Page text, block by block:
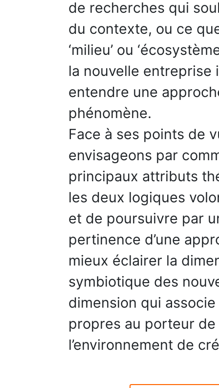
de recherches qui
du contexte, ou ce
‘milieu’ ou
la nouvelle entreprise
entendre une
phénomène.
Face à ses points de
envisageons par
principaux attributs
les deux logiques
et de poursuivre par
pertinence d’une
mieux éclairer la
symbiotique des
dimension qui
propres au porteur
l’environnement de